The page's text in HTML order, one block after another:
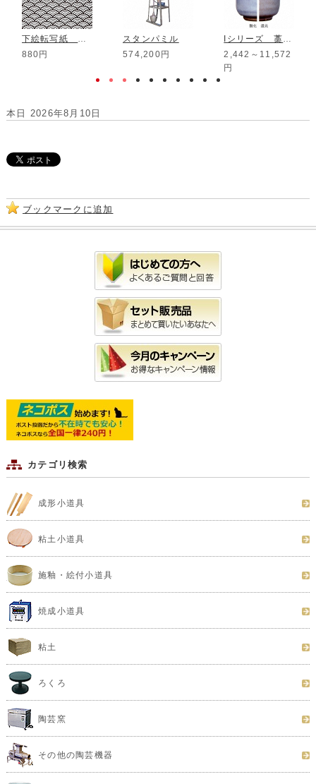
下絵転写紙 色盛 青海波 黒
880円
スタンパミル
574,200円
Iシリーズ 藁灰白萩釉
2,442～11,572
円
本日 2026年8月10日
ブックマークに追加
カテゴリ検索
成形小道具
粘土小道具
施釉・絵付小道具
焼成小道具
粘土
ろくろ
陶芸窯
その他の陶芸機器